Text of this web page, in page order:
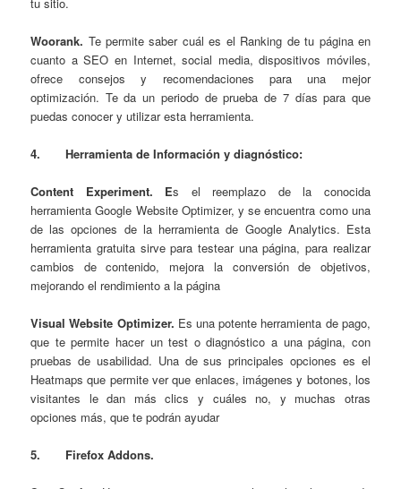
Woorank. Te permite saber cuál es el Ranking de tu página en
cuanto a SEO en Internet, social media, dispositivos móviles,
ofrece consejos y recomendaciones para una mejor
optimización. Te da un periodo de prueba de 7 días para que
puedas conocer y utilizar esta herramienta.
4.Herramienta deInformación y diagnóstico:
Content Experiment. Es el reemplazo de la conocida
herramienta Google Website Optimizer, y se encuentra como una
de las opciones de la herramienta de Google Analytics. Esta
herramienta gratuita sirve para testear una página, para realizar
cambios de contenido, mejora la conversión de objetivos,
mejorando el rendimiento a la página
Visual Website Optimizer. Es una potente herramienta de pago,
que te permite hacer un test o diagnóstico a una página, con
pruebas de usabilidad. Una de sus principales opciones es el
Heatmaps que permite ver que enlaces, imágenes y botones, los
visitantes le dan más clics y cuáles no, y muchas otras
opciones más, que te podrán ayudar
5. Firefox Addons.